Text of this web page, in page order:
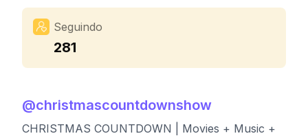
Seguindo
281
@christmascountdownshow
CHRISTMAS COUNTDOWN | Movies + Music +